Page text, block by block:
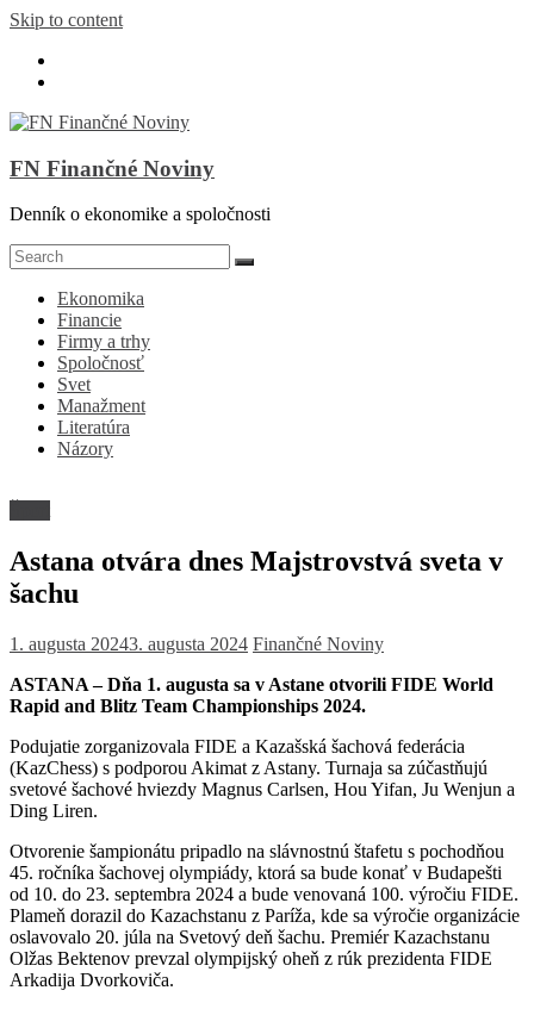
Skip to content
FN Finančné Noviny
Denník o ekonomike a spoločnosti
Ekonomika
Financie
Firmy a trhy
Spoločnosť
Svet
Manažment
Literatúra
Názory
Astana otvára dnes Majstrovstvá sveta v
šachu
1. augusta 20243. augusta 2024 Finančné Noviny
ASTANA – Dňa 1. augusta sa v Astane otvorili FIDE World
Rapid and Blitz Team Championships 2024.
Podujatie zorganizovala FIDE a Kazašská šachová federácia
(KazChess) s podporou Akimat z Astany. Turnaja sa zúčastňujú
svetové šachové hviezdy Magnus Carlsen, Hou Yifan, Ju Wenjun a
Ding Liren.
Otvorenie šampionátu pripadlo na slávnostnú štafetu s pochodňou
45. ročníka šachovej olympiády, ktorá sa bude konať v Budapešti
od 10. do 23. septembra 2024 a bude venovaná 100. výročiu FIDE.
Plameň dorazil do Kazachstanu z Paríža, kde sa výročie organizácie
oslavovalo 20. júla na Svetový deň šachu. Premiér Kazachstanu
Olžas Bektenov prevzal olympijský oheň z rúk prezidenta FIDE
Arkadija Dvorkoviča.